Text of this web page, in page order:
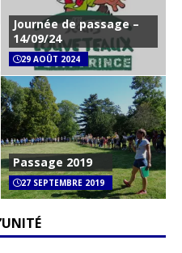
Journée de passage –
14/09/24
29 AOÛT 2024
Passage 2019
27 SEPTEMBRE 2019